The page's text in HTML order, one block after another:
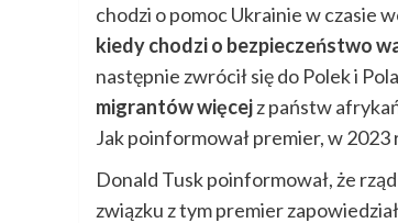
chodzi o pomoc Ukrainie w czasie
kiedy chodzi o bezpieczeństwo
następnie zwrócił się do Polek i
migrantów więcejz państw
Jak poinformował premier, w 2023
Donald Tusk poinformował, że
związku z tym premier zapowiedział